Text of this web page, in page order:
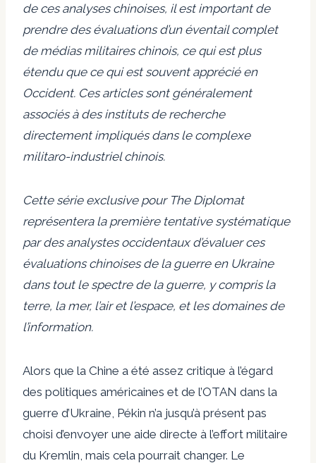
de ces analyses chinoises, il est important de
prendre des évaluations d’un éventail complet
de médias militaires chinois, ce qui est plus
étendu que ce qui est souvent apprécié en
Occident. Ces articles sont généralement
associés à des instituts de recherche
directement impliqués dans le complexe
militaro-industriel chinois.
Cette série exclusive pour The Diplomat
représentera la première tentative systématique
par des analystes occidentaux d’évaluer ces
évaluations chinoises de la guerre en Ukraine
dans tout le spectre de la guerre, y compris la
terre, la mer, l’air et l’espace, et les domaines de
l’information.
Alors que la Chine a été assez critique à l’égard
des politiques américaines et de l’OTAN dans la
guerre d’Ukraine, Pékin n’a jusqu’à présent pas
choisi d’envoyer une aide directe à l’effort militaire
du Kremlin, mais cela pourrait changer. Le